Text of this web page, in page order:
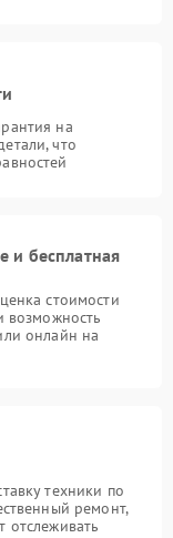
на
что
и бесплатная
стоимости
возможность
онлайн на
техники по
ремонт,
отслеживать